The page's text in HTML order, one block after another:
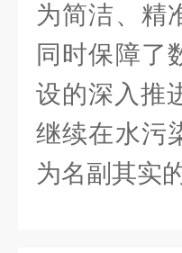
为简洁、精
同时保障了
设的深入推
继续在水污
为名副其实